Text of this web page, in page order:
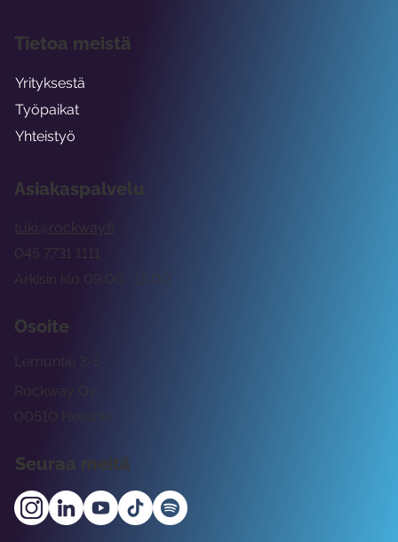
Asiakaspalvelu
tuki@rockway.fi
Arkisin klo 09:00 -15:00
045 7731 1111
Osoite
Rockway Oy
Lemuntie 3-5
00510 Helsinki
Seuraa meitä
Tietoa meistä
Yrityksestä
Työpaikat
Yhteistyö